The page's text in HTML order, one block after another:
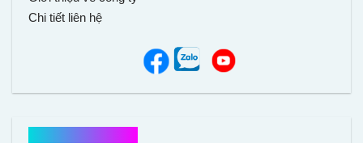
Chi tiết liên hệ